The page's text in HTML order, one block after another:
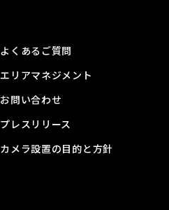
よくあるご質問
エリアマネジメント
お問い合わせ
プレスリリース
カメラ設置の目的と方針